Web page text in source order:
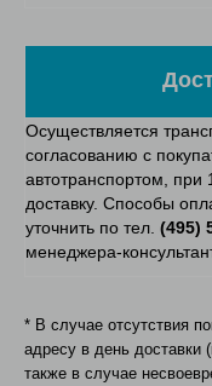
Осуществляется
согласованию с
автотранспортом, при
доставку. Способы
уточнить по тел. (495)
менеджера-
* В случае отсутствия
адресу в день
также в случае